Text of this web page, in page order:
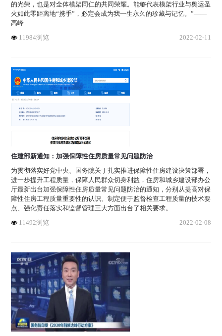
的光荣，也是对全体模架同仁的共同荣耀。能够代表模架行业与奥运圣
火如此零距离地“携手”，必定会成为我一生永久的珍藏与记忆。”——
高峰
11984浏览
2022-02-11
住建部新通知：加强保障性住房质量常见问题防治
为贯彻落实好党中央、国务院关于扎实推进保障性住房建设决策部署，
进一步提升工程质量，保障人民群众切身利益，住房和城乡建设部办公
厅最新出台加强保障性住房质量常见问题防治的通知，分别从提高对保
障性住房工程质量重要性的认识、制定便于监督检查工程质量的技术要
点、强化责任落实和监督管理三大方面出台了相关要求。
11492浏览
2022-02-08